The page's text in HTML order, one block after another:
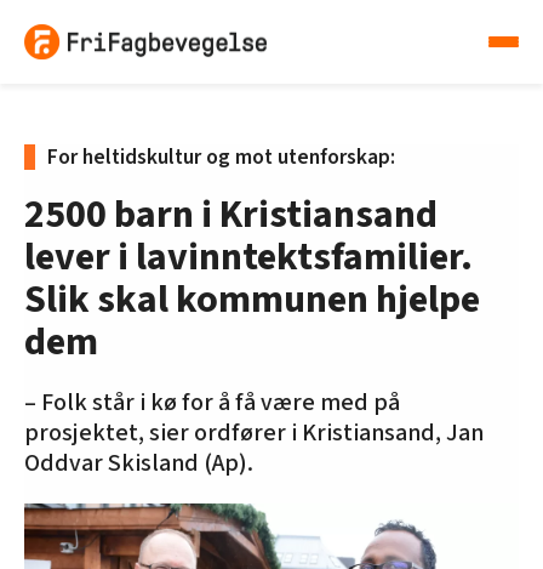
For heltidskultur og mot utenforskap:
2500 barn i Kristiansand
lever i lavinntektsfamilier.
Slik skal kommunen hjelpe
dem
– Folk står i kø for å få være med på
prosjektet, sier ordfører i Kristiansand, Jan
Oddvar Skisland (Ap).